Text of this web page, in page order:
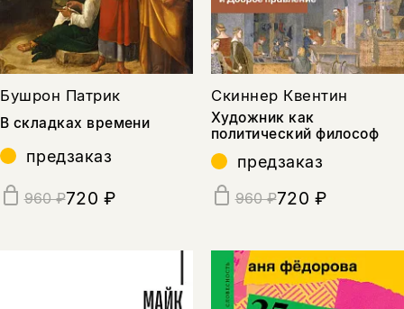
Бушрон Патрик
В складках времени
предзаказ
960 ₽720 ₽
Скиннер Квентин
Художник как
политический философ
предзаказ
960 ₽720 ₽